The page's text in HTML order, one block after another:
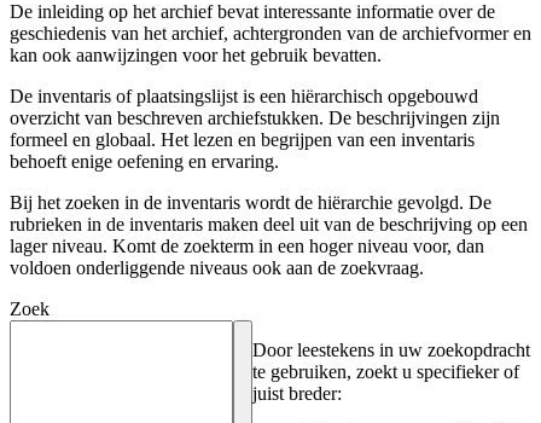
De inleiding op het archief bevat interessante informatie over de
geschiedenis van het archief, achtergronden van de archiefvormer en
kan ook aanwijzingen voor het gebruik bevatten.
De inventaris of plaatsingslijst is een hiërarchisch opgebouwd
overzicht van beschreven archiefstukken. De beschrijvingen zijn
formeel en globaal. Het lezen en begrijpen van een inventaris
behoeft enige oefening en ervaring.
Bij het zoeken in de inventaris wordt de hiërarchie gevolgd. De
rubrieken in de inventaris maken deel uit van de beschrijving op een
lager niveau. Komt de zoekterm in een hoger niveau voor, dan
voldoen onderliggende niveaus ook aan de zoekvraag.
Zoek
Door leestekens in uw zoekopdracht
te gebruiken, zoekt u specifieker of
juist breder: